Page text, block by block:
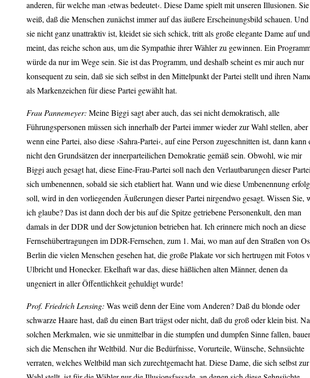
anderen, für welche man ›etwas bedeutet‹. Diese Dame spielt mit unseren Illusionen. Sie
weiß, daß die Menschen zunächst immer auf das äußere Erscheinungsbild schauen. Und
sie nicht ganz unattraktiv ist, kleidet sie sich schick, tritt als große elegante Dame auf und
meint, das reiche schon aus, um die Sympathie ihrer Wähler zu gewinnen. Ein
würde da nur im Wege sein. Sie ist das Programm, und deshalb scheint es mir auch nur
konsequent zu sein, daß sie sich selbst in den Mittelpunkt der Partei stellt und ihren
als Markenzeichen für diese Partei gewählt hat.
Frau Pannemeyer: Meine Biggi sagt aber auch, das sei nicht demokratisch, alle
Führungspersonen müssen sich innerhalb der Partei immer wieder zur Wahl stellen, aber
wenn eine Partei, also diese ›Sahra-Partei‹, auf eine Person zugeschnitten ist, dann kann
nicht den Grundsätzen der innerparteilichen Demokratie gemäß sein. Obwohl, wie mir
Biggi auch gesagt hat, diese Eine-Frau-Partei soll nach den Verlautbarungen dieser Partei
sich umbenennen, sobald sie sich etabliert hat. Wann und wie diese Umbenennung
soll, wird in den vorliegenden Äußerungen dieser Partei nirgendwo gesagt. Wissen Sie,
ich glaube? Das ist dann doch der bis auf die Spitze getriebene Personenkult, den man
damals in der DDR und der Sowjetunion betrieben hat. Ich erinnere mich noch an diese
Fernsehübertragungen im DDR-Fernsehen, zum 1. Mai, wo man auf den Straßen von
Berlin die vielen Menschen gesehen hat, die große Plakate vor sich hertrugen mit Fotos
Ulbricht und Honecker. Ekelhaft war das, diese häßlichen alten Männer, denen da
ungeniert in aller Öffentlichkeit gehuldigt wurde!
Prof. Friedrich Lensing: Was weiß denn der Eine vom Anderen? Daß du blonde oder
schwarze Haare hast, daß du einen Bart trägst oder nicht, daß du groß oder klein bist.
solchen Merkmalen, wie sie unmittelbar in die stumpfen und dumpfen Sinne fallen,
sich die Menschen ihr Weltbild. Nur die Bedürfnisse, Vorurteile, Wünsche, Sehnsüchte
verraten, welches Weltbild man sich zurechtgemacht hat. Diese Dame, die sich selbst zur